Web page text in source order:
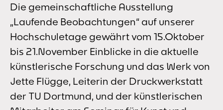
Die gemeinschaftliche Ausstellung
„Laufende Beobachtungen“ auf unserer
Hochschuletage gewährt vom 15.Oktober
bis 21.November Einblicke in die aktuelle
künstlerische Forschung und das Werk von
Jette Flügge, Leiterin der Druckwerkstatt
der TU Dortmund, und der künstlerischen